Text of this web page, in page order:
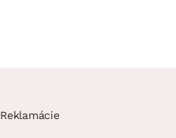
Reklamácie